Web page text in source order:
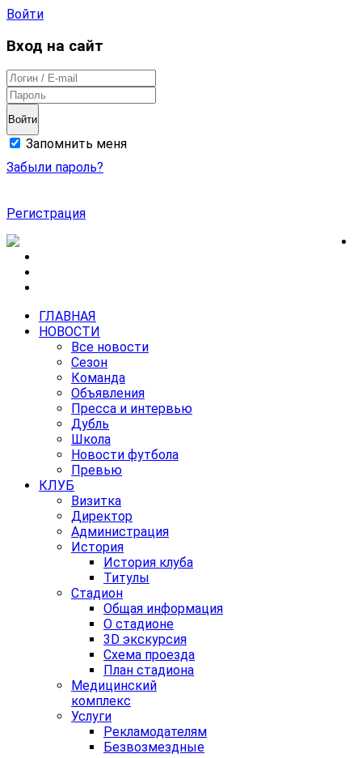
Войти
Вход на сайт
Войти
Запомнить меня
Забыли пароль?
Регистрация
ГЛАВНАЯ
НОВОСТИ
Все новости
Сезон
Команда
Объявления
Пресса и интервью
Дубль
Школа
Новости футбола
Превью
КЛУБ
Визитка
Директор
Администрация
История
История клуба
Титулы
Стадион
Общая информация
О стадионе
3D экскурсия
Схема проезда
План стадиона
Медицинский
комплекс
Услуги
Рекламодателям
Безвозмездные